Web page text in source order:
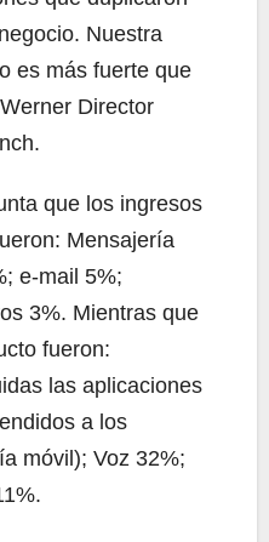
Nuestra
es más fuerte que
Director
que los ingresos
Mensajería
e-mail 5%;
3%. Mientras que
fueron:
las aplicaciones
a los
móvil); Voz 32%;